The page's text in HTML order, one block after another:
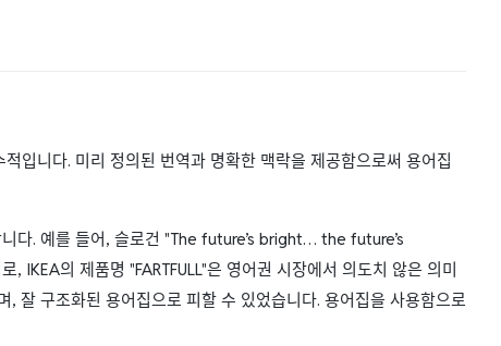
적입니다. 미리 정의된 번역과 명확한 맥락을 제공함으로써 용어집
다. 예를 들어, 슬로건 "The future’s bright… the future’s
IKEA의 제품명 "FARTFULL"은 영어권 시장에서 의도치 않은 의미
잘 구조화된 용어집으로 피할 수 있었습니다. 용어집을 사용함으로